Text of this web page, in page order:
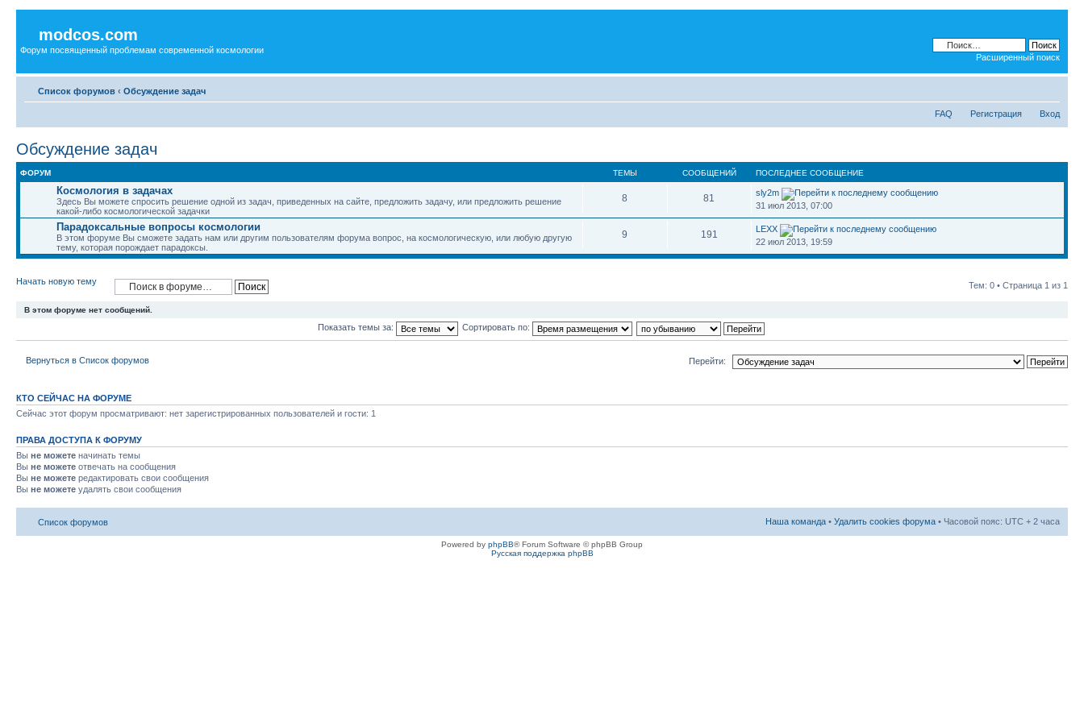
modcos.com
Форум посвященный проблемам современной космологии
Расширенный поиск
Список форумов ‹ Обсуждение задач
FAQ Регистрация Вход
Обсуждение задач
ФОРУМ ТЕМЫ СООБЩЕНИЙ ПОСЛЕДНЕЕ СООБЩЕНИЕ
Космология в задачах
Здесь Вы можете спросить решение одной из задач, приведенных на сайте, предложить задачу, или предложить решение
какой-либо космологической задачки
8 81
sly2m
31 июл 2013, 07:00
Парадоксальные вопросы космологии
В этом форуме Вы сможете задать нам или другим пользователям форума вопрос, на космологическую, или любую другую
тему, которая порождает парадоксы.
9 191
LEXX
22 июл 2013, 19:59
Начать новую тему Тем: 0 • Страница 1 из 1
В этом форуме нет сообщений.
Показать темы за: Сортировать по:
Вернуться в Список форумов Перейти:
КТО СЕЙЧАС НА ФОРУМЕ
Сейчас этот форум просматривают: нет зарегистрированных пользователей и гости: 1
ПРАВА ДОСТУПА К ФОРУМУ
Вы не можете начинать темы
Вы не можете отвечать на сообщения
Вы не можете редактировать свои сообщения
Вы не можете удалять свои сообщения
Список форумов Наша команда • Удалить cookies форума • Часовой пояс: UTC + 2 часа
Powered by phpBB® Forum Software © phpBB Group
Русская поддержка phpBB